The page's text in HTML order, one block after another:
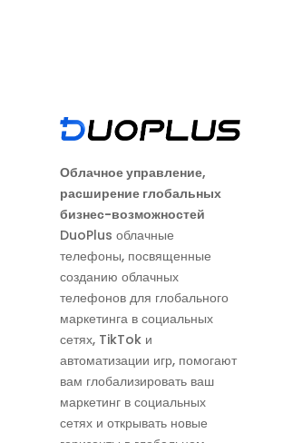
Облачное управление,
расширение глобальных
бизнес-возможностей
DuoPlus облачные
телефоны, посвященные
созданию облачных
телефонов для глобального
маркетинга в социальных
сетях, TikTok и
автоматизации игр, помогают
вам глобализировать ваш
маркетинг в социальных
сетях и открывать новые